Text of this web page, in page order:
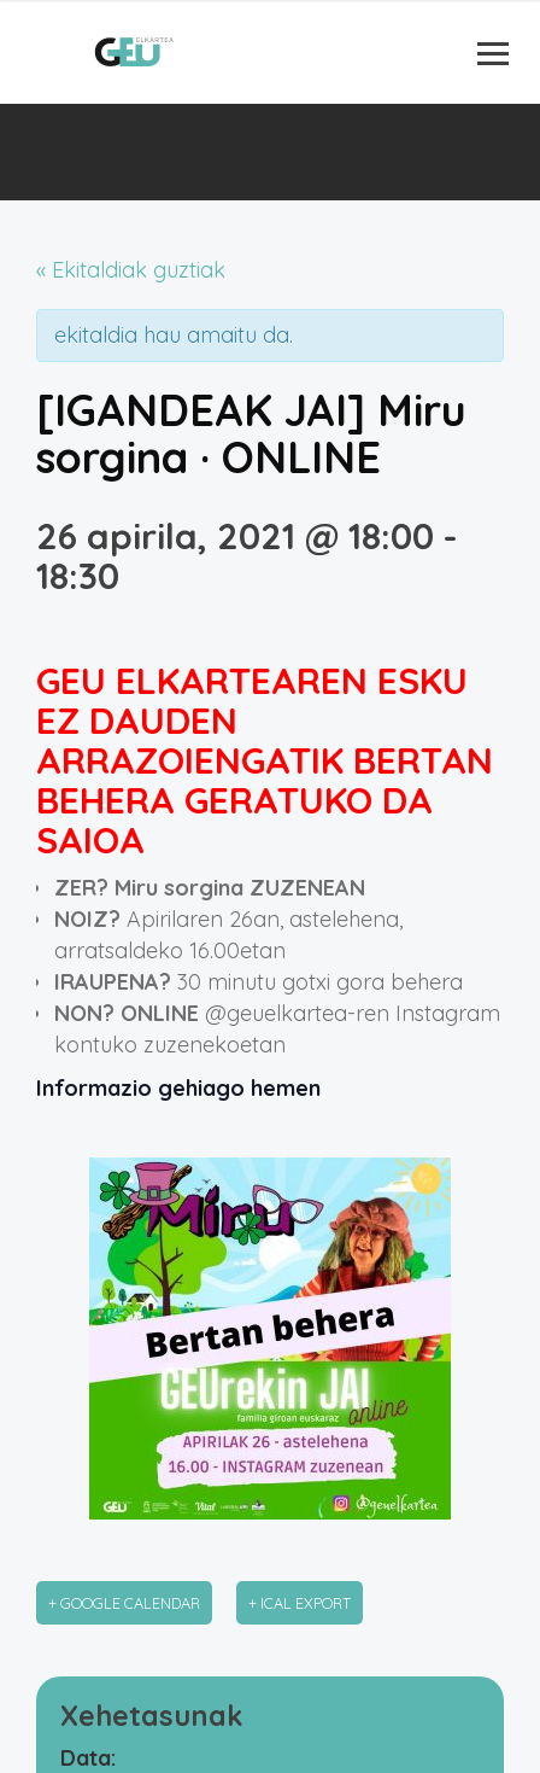
« Ekitaldiak guztiak
ekitaldia hau amaitu da.
[IGANDEAK JAI] Miru
sorgina · ONLINE
26 apirila, 2021 @ 18:00 -
18:30
GEU ELKARTEAREN ESKU
EZ DAUDEN
ARRAZOIENGATIK BERTAN
BEHERA GERATUKO DA
SAIOA
ZER? Miru sorgina ZUZENEAN
NOIZ? Apirilaren 26an, astelehena,
arratsaldeko 16.00etan
IRAUPENA? 30 minutu gotxi gora behera
NON? ONLINE @geuelkartea-ren Instagram
kontuko zuzenekoetan
Informazio gehiago hemen
+ GOOGLE CALENDAR + ICAL EXPORT
Xehetasunak
Data: